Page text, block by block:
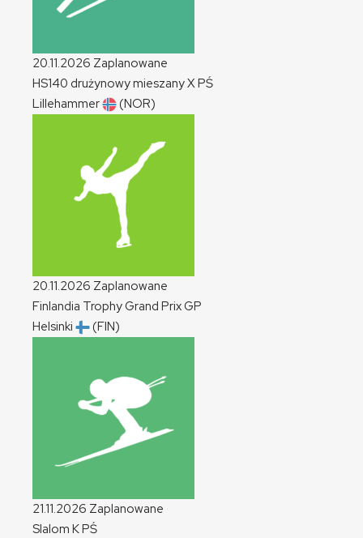
20.11.2026 Zaplanowane
HS140 drużynowy mieszanyXPŚ
Lillehammer
(NOR)
20.11.2026 Zaplanowane
Finlandia Trophy Grand PrixGP
Helsinki
(FIN)
21.11.2026 Zaplanowane
Slalom KPŚ